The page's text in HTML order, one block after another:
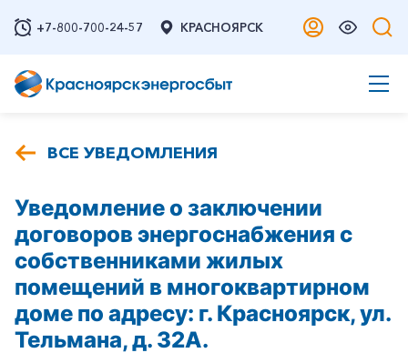
+7-800-700-24-57 КРАСНОЯРСК
ВСЕ УВЕДОМЛЕНИЯ
Уведомление о заключении
договоров энергоснабжения с
собственниками жилых
помещений в многоквартирном
доме по адресу: г. Красноярск, ул.
Тельмана, д. 32А.